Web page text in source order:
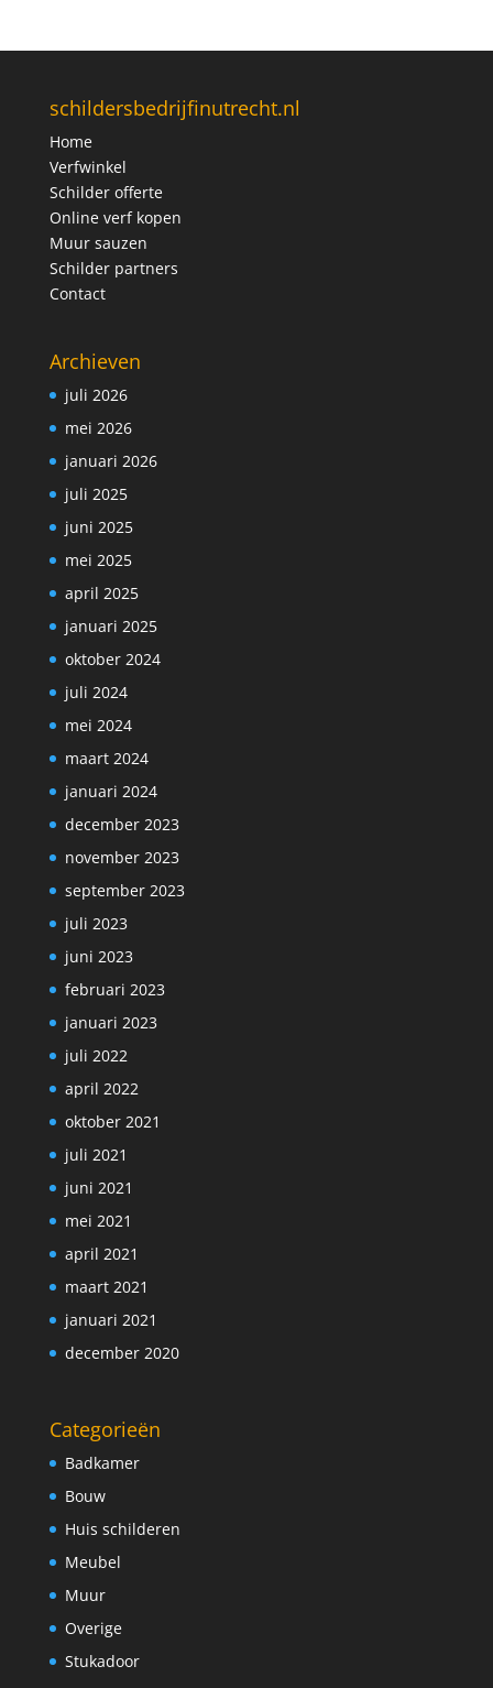
schildersbedrijfinutrecht.nl
Home
Verfwinkel
Schilder offerte
Online verf kopen
Muur sauzen
Schilder partners
Contact
Archieven
juli 2026
mei 2026
januari 2026
juli 2025
juni 2025
mei 2025
april 2025
januari 2025
oktober 2024
juli 2024
mei 2024
maart 2024
januari 2024
december 2023
november 2023
september 2023
juli 2023
juni 2023
februari 2023
januari 2023
juli 2022
april 2022
oktober 2021
juli 2021
juni 2021
mei 2021
april 2021
maart 2021
januari 2021
december 2020
Categorieën
Badkamer
Bouw
Huis schilderen
Meubel
Muur
Overige
Stukadoor